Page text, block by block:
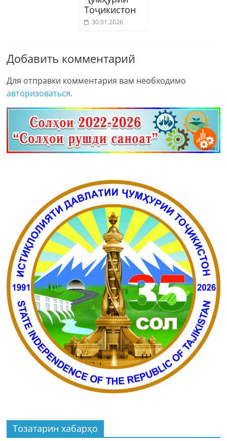
Тоҷикистон
30.01.2026
Добавить комментарий
Для отправки комментария вам необходимо
авторизоваться.
Тозатарин хабарҳо